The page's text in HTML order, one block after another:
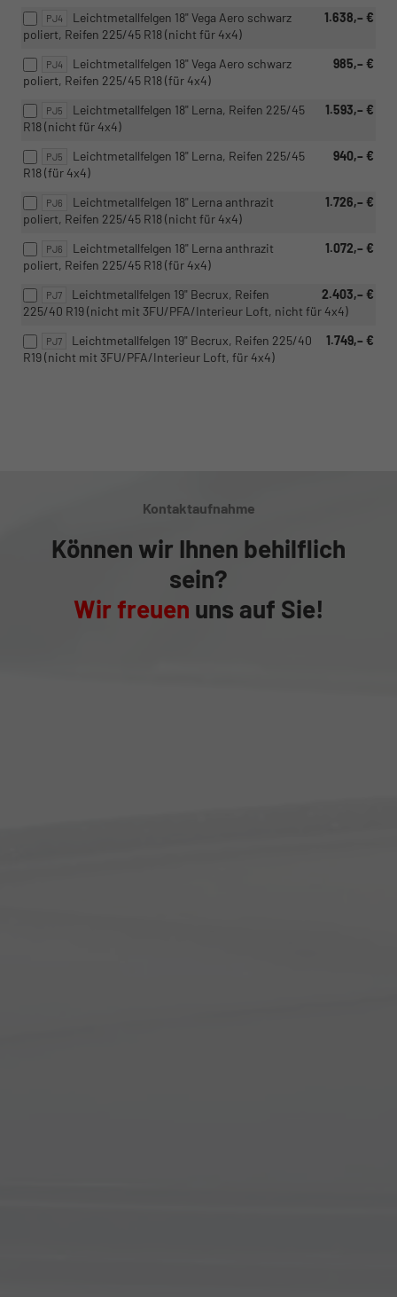
PJ4 1.638,– €
Leichtmetallfelgen 18" Vega Aero schwarz
poliert, Reifen 225/45 R18 (nicht für 4x4)
PJ4 985,– €
Leichtmetallfelgen 18" Vega Aero schwarz
poliert, Reifen 225/45 R18 (für 4x4)
PJ5 1.593,– €
Leichtmetallfelgen 18" Lerna, Reifen 225/45
R18 (nicht für 4x4)
PJ5 940,– €
Leichtmetallfelgen 18" Lerna, Reifen 225/45
R18 (für 4x4)
PJ6 1.726,– €
Leichtmetallfelgen 18" Lerna anthrazit
poliert, Reifen 225/45 R18 (nicht für 4x4)
PJ6 1.072,– €
Leichtmetallfelgen 18" Lerna anthrazit
poliert, Reifen 225/45 R18 (für 4x4)
PJ7 2.403,– €
Leichtmetallfelgen 19" Becrux, Reifen
225/40 R19 (nicht mit 3FU/PFA/Interieur Loft, nicht für 4x4)
PJ7 1.749,– €
Leichtmetallfelgen 19" Becrux, Reifen 225/40
R19 (nicht mit 3FU/PFA/Interieur Loft, für 4x4)
Kontaktaufnahme
Können wir Ihnen behilflich
sein?
Wir freuen uns auf Sie!